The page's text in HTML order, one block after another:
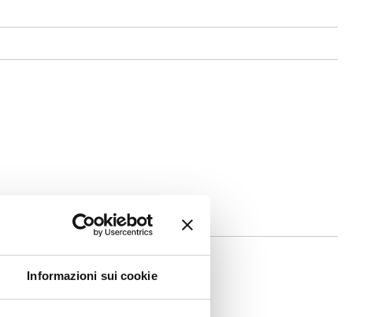
Informazioni sui cookie